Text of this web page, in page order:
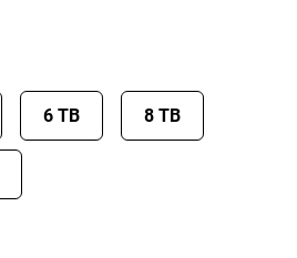
6 TB 8 TB